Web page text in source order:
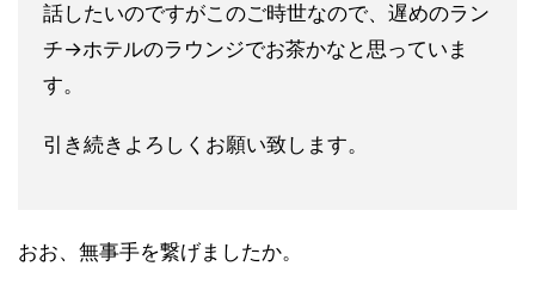
話したいのですがこのご時世なので、遅めのラン
チ→ホテルのラウンジでお茶かなと思っていま
す。
引き続きよろしくお願い致します。
おお、無事手を繋げましたか。